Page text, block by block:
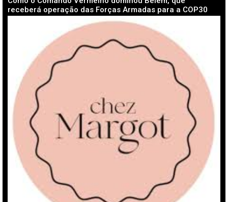
receberá operação das Forças Armadas para a COP30